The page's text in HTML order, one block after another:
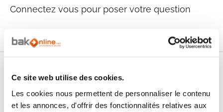
Ce site web utilise des cookies.
Les cookies nous permettent de personnaliser le contenu
et les annonces, d'offrir des fonctionnalités relatives aux
Connectez vous pour poser votre question
Paiement
100% sécurisé
Paiement en
3x sans frais